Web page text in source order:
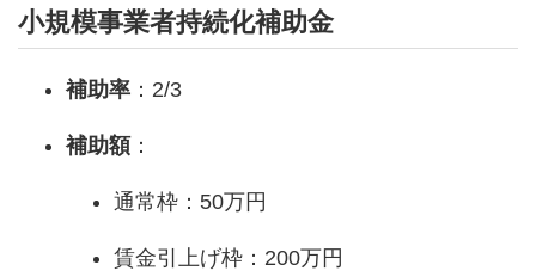
小規模事業者持続化補助金
補助率 ：2/3
補助額 ：
通常枠：50万円
賃金引上げ枠：200万円